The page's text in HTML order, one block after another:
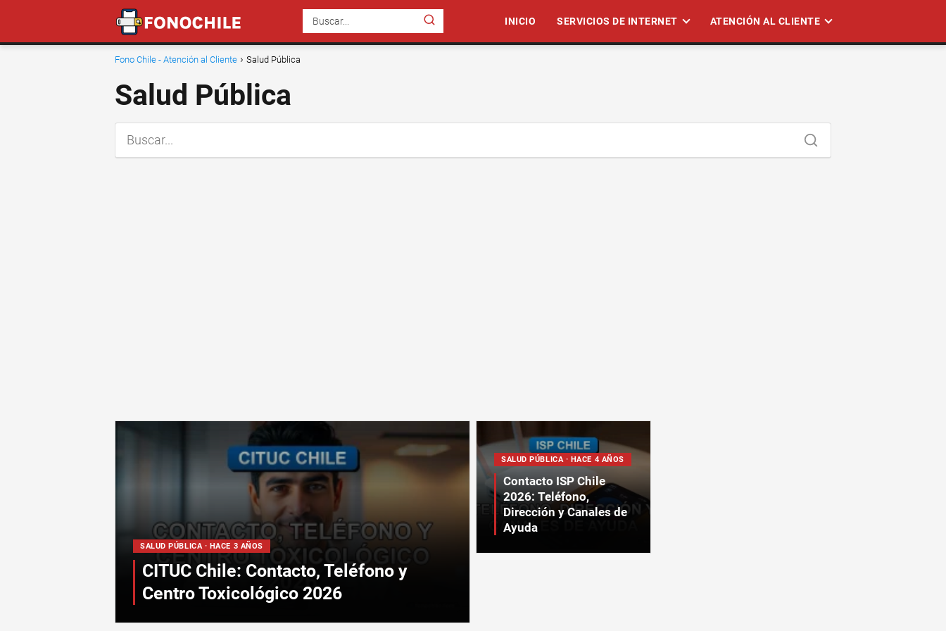
INICIO SERVICIOS DE INTERNET ATENCIÓN AL CLIENTE
Fono Chile - Atención al Cliente Salud Pública
Salud Pública
SALUD PÚBLICA · HACE 3 AÑOS
CITUC Chile: Contacto, Teléfono y
Centro Toxicológico 2026
SALUD PÚBLICA · HACE 4 AÑOS
Contacto ISP Chile
2026: Teléfono,
Dirección y Canales de
Ayuda